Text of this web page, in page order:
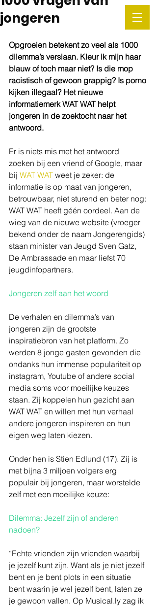
jongeren
Opgroeien betekent zo veel als 1000
dilemma’s verslaan. Kleur ik mijn haar
blauw of toch maar niet? Is die mop
racistisch of gewoon grappig? Is porno
kijken illegaal? Het nieuwe
informatiemerk WAT WAT helpt
jongeren in de zoektocht naar het
antwoord.
Er is niets mis met het antwoord
zoeken bij een vriend of Google, maar
bij WAT WAT weet je zeker: de
informatie is op maat van jongeren,
betrouwbaar, niet sturend en beter nog:
WAT WAT heeft géén oordeel. Aan de
wieg van de nieuwe website (vroeger
bekend onder de naam Jongerengids)
staan minister van Jeugd Sven Gatz,
De Ambrassade en maar liefst 70
jeugdinfopartners.
Jongeren zelf aan het woord
De verhalen en dilemma’s van
jongeren zijn de grootste
inspiratiebron van het platform. Zo
werden 8 jonge gasten gevonden die
ondanks hun immense populariteit op
instagram, Youtube of andere social
media soms voor moeilijke keuzes
staan. Zij koppelen hun gezicht aan
WAT WAT en willen met hun verhaal
andere jongeren inspireren en hun
eigen weg laten kiezen.
Onder hen is Stien Edlund (17). Zij is
met bijna 3 miljoen volgers erg
populair bij jongeren, maar worstelde
zelf met een moeilijke keuze:
Dilemma: Jezelf zijn of anderen
nadoen?
“Echte vrienden zijn vrienden waarbij
je jezelf kunt zijn. Want als je niet jezelf
bent en je bent plots in een situatie
bent waarin je wel jezelf bent, laten ze
je gewoon vallen. Op Musical.ly zag ik